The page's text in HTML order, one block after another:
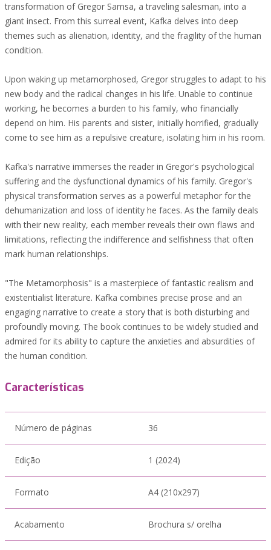
transformation of Gregor Samsa, a traveling salesman, into a
giant insect. From this surreal event, Kafka delves into deep
themes such as alienation, identity, and the fragility of the human
condition.
Upon waking up metamorphosed, Gregor struggles to adapt to his
new body and the radical changes in his life. Unable to continue
working, he becomes a burden to his family, who financially
depend on him. His parents and sister, initially horrified, gradually
come to see him as a repulsive creature, isolating him in his room.
Kafka's narrative immerses the reader in Gregor's psychological
suffering and the dysfunctional dynamics of his family. Gregor's
physical transformation serves as a powerful metaphor for the
dehumanization and loss of identity he faces. As the family deals
with their new reality, each member reveals their own flaws and
limitations, reflecting the indifference and selfishness that often
mark human relationships.
"The Metamorphosis" is a masterpiece of fantastic realism and
existentialist literature. Kafka combines precise prose and an
engaging narrative to create a story that is both disturbing and
profoundly moving. The book continues to be widely studied and
admired for its ability to capture the anxieties and absurdities of
the human condition.
Características
Número de páginas 36
Edição 1 (2024)
Formato A4 (210x297)
Acabamento Brochura s/ orelha